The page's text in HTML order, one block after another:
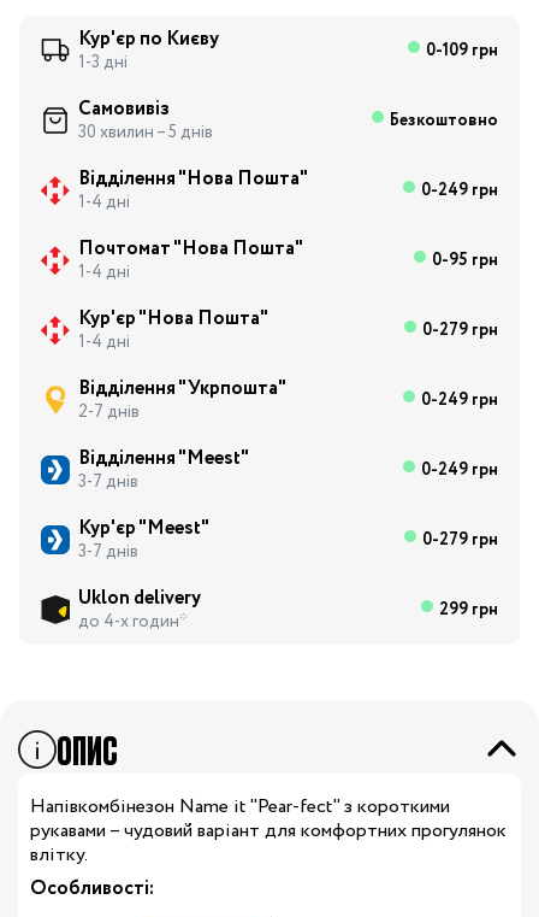
Кур'єр по Києву
1-3 дні 0-109 грн
Самовивіз
30 хвилин – 5 днів Безкоштовно
Відділення "Нова Пошта"
1-4 дні 0-249 грн
Почтомат "Нова Пошта"
1-4 дні 0-95 грн
Кур'єр "Нова Пошта"
1-4 дні 0-279 грн
Відділення "Укрпошта"
2-7 днів 0-249 грн
Відділення "Meest"
3-7 днів 0-249 грн
Кур'єр "Meest"
3-7 днів 0-279 грн
Uklon delivery
до 4-х годин* 299 грн
ОПИС
Напівкомбінезон Name it "Pear-fect" з короткими
рукавами – чудовий варіант для комфортних прогулянок
влітку.
Особливості: